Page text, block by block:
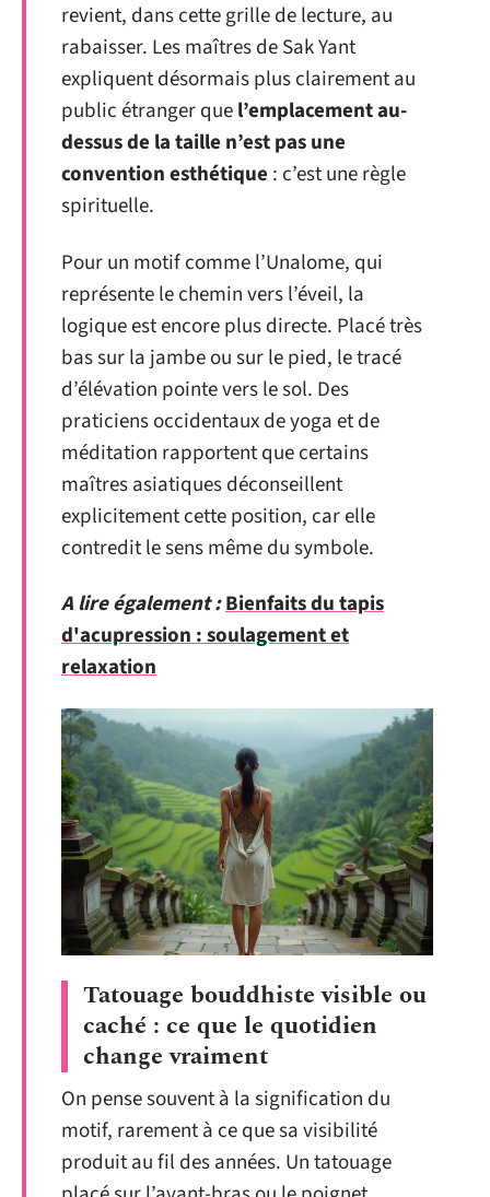
revient, dans cette grille de lecture, au
rabaisser. Les maîtres de Sak Yant
expliquent désormais plus clairement au
public étranger quel’emplacement au-
dessus de la taille n’est pas une
convention esthétique : c’est une règle
spirituelle.
Pour un motif comme l’Unalome, qui
représente le chemin vers l’éveil, la
logique est encore plus directe. Placé très
bas sur la jambe ou sur le pied, le tracé
d’élévation pointe vers le sol. Des
praticiens occidentaux de yoga et de
méditation rapportent que certains
maîtres asiatiques déconseillent
explicitement cette position, car elle
contredit le sens même du symbole.
A lire également :Bienfaits du tapis
d'acupression : soulagement et
relaxation
Tatouage bouddhiste visible ou
caché : ce que le quotidien
change vraiment
On pense souvent à la signification du
motif, rarement à ce que sa visibilité
produit au fil des années. Un tatouage